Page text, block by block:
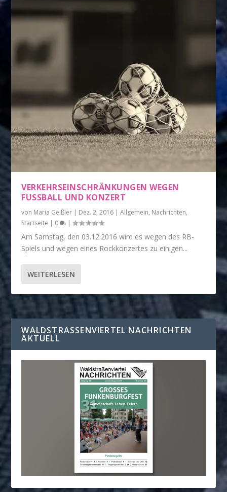
VERKEHRSEINSCHRÄNKUNGEN WEGEN
FUSSBALL UND KONZERT
von Maria Geißler | Dez. 2, 2016 |Allgemein, Nachrichten,
Startseite | 0 |
Am Samstag, den 03.12.2016 wird es wegen des RB-
Spiels und wegen eines Rockkonzertes zu einigen...
WEITERLESEN
WALDSTRASSENVIERTEL NACHRICHTEN A
KTUELL